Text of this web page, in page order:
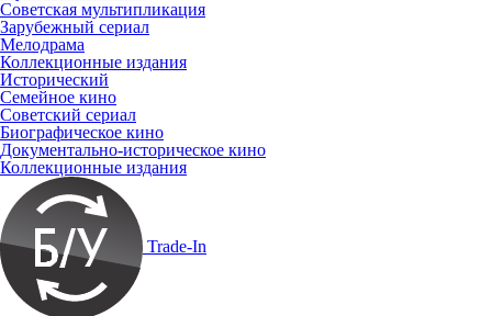
Советская мультипликация
Зарубежный сериал
Мелодрама
Коллекционные издания
Исторический
Семейное кино
Советский сериал
Биографическое кино
Документально-историческое кино
Коллекционные издания
Trade-In